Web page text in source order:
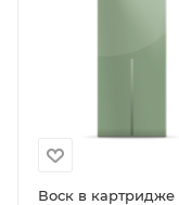
Воск в картридже